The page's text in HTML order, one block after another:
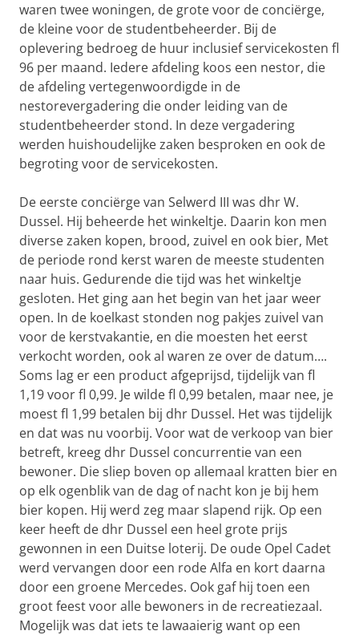
waren twee woningen, de grote voor de conciërge,
de kleine voor de studentbeheerder. Bij de
oplevering bedroeg de huur inclusief servicekosten fl
96 per maand. Iedere afdeling koos een nestor, die
de afdeling vertegenwoordigde in de
nestorevergadering die onder leiding van de
studentbeheerder stond. In deze vergadering
werden huishoudelijke zaken besproken en ook de
begroting voor de servicekosten.
De eerste conciërge van Selwerd III was dhr W.
Dussel. Hij beheerde het winkeltje. Daarin kon men
diverse zaken kopen, brood, zuivel en ook bier, Met
de periode rond kerst waren de meeste studenten
naar huis. Gedurende die tijd was het winkeltje
gesloten. Het ging aan het begin van het jaar weer
open. In de koelkast stonden nog pakjes zuivel van
voor de kerstvakantie, en die moesten het eerst
verkocht worden, ook al waren ze over de datum….
Soms lag er een product afgeprijsd, tijdelijk van fl
1,19 voor fl 0,99. Je wilde fl 0,99 betalen, maar nee, je
moest fl 1,99 betalen bij dhr Dussel. Het was tijdelijk
en dat was nu voorbij. Voor wat de verkoop van bier
betreft, kreeg dhr Dussel concurrentie van een
bewoner. Die sliep boven op allemaal kratten bier en
op elk ogenblik van de dag of nacht kon je bij hem
bier kopen. Hij werd zeg maar slapend rijk. Op een
keer heeft de dhr Dussel een heel grote prijs
gewonnen in een Duitse loterij. De oude Opel Cadet
werd vervangen door een rode Alfa en kort daarna
door een groene Mercedes. Ook gaf hij toen een
groot feest voor alle bewoners in de recreatiezaal.
Mogelijk was dat iets te lawaaierig want op een